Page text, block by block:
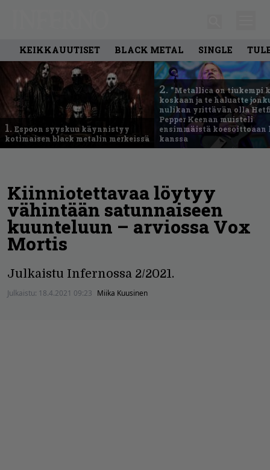
KEIKKAUUTISET BLACK METAL SINGLE
1. Espoon syyskuu käynnistyy
kotimaisen black metalin merkeissä
2. ”Metallica on tiukempi
koskaan ja te haluatte
nulikan yrittävän olla
Pepper Keenan muisteli
ensimmäistä
kanssa
Kiinniotettavaa löytyy
vähintään satunnaiseen
kuunteluun – arviossa Vox
Mortis
Julkaistu Infernossa 2/2021.
Julkaistu: 18.4.2021 09:23 Miika Kuusinen